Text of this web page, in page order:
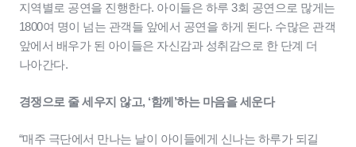
지역별로 공연을 진행한다. 아이들은 하루 3회 공연으로 많게는
1800여 명이 넘는 관객들 앞에서 공연을 하게 된다. 수많은 관객
앞에서 배우가 된 아이들은 자신감과 성취감으로 한 단계 더
나아간다.
경쟁으로 줄 세우지 않고, ‘함께’하는 마음을 세운다
“매주 극단에서 만나는 날이 아이들에게 신나는 하루가 되길